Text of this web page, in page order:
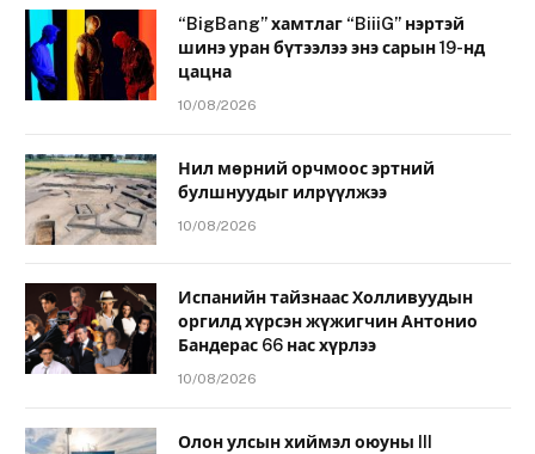
“BigBang” хамтлаг “BiiiG” нэртэй
шинэ уран бүтээлээ энэ сарын 19-нд
цацна
10/08/2026
Нил мөрний орчмоос эртний
булшнуудыг илрүүлжээ
10/08/2026
Испанийн тайзнаас Холливуудын
оргилд хүрсэн жүжигчин Антонио
Бандерас 66 нас хүрлээ
10/08/2026
Олон улсын хиймэл оюуны III